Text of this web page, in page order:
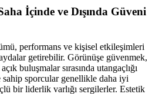
İçinde ve Dışında Güveni
performans ve kişisel etkileşimleri
getirebilir. Görünüşe güvenmek,
buluşmalar sırasında utangaçlığı
sporcular genellikle daha iyi
bir liderlik varlığı sergilerler. Estetik